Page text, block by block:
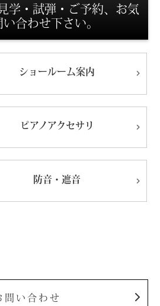
学・試弾・ご予約、お気
合わせ下さい。
ショールーム案内
ピアノアクセサリ
防音・遮音
問い合わせ